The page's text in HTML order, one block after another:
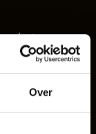
Over
de tram na
voor